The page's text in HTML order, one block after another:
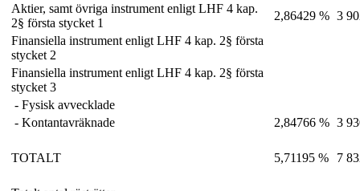
Aktier, samt övriga instrument enligt LHF 4 kap.
2§ första stycket 1
2,86429 % 3
Finansiella instrument enligt LHF 4 kap. 2§ första
stycket 2
Finansiella instrument enligt LHF 4 kap. 2§ första
stycket 3
- Fysisk avvecklade
- Kontantavräknade
2,84766 % 3
TOTALT 5,71195 % 7